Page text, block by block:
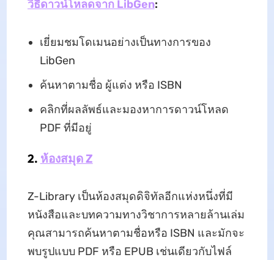
วิธีดาวน์โหลดจาก LibGen:
เยี่ยมชมโดเมนอย่างเป็นทางการของ
LibGen
ค้นหาตามชื่อ ผู้แต่ง หรือ ISBN
คลิกที่ผลลัพธ์และมองหาการดาวน์โหลด
PDF ที่มีอยู่
2. ห้องสมุด Z
Z-Library เป็นห้องสมุดดิจิทัลอีกแห่งหนึ่งที่มี
หนังสือและบทความทางวิชาการหลายล้านเล่ม
คุณสามารถค้นหาตามชื่อหรือ ISBN และมักจะ
พบรูปแบบ PDF หรือ EPUB เช่นเดียวกับไฟล์